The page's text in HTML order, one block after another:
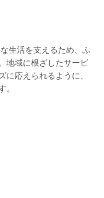
生活を支えるため、ふ
地域に根ざしたサービ
に応えられるように、
。